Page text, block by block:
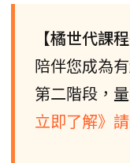
【橘世代課
陪伴您成為
第二階段，
立即了解》